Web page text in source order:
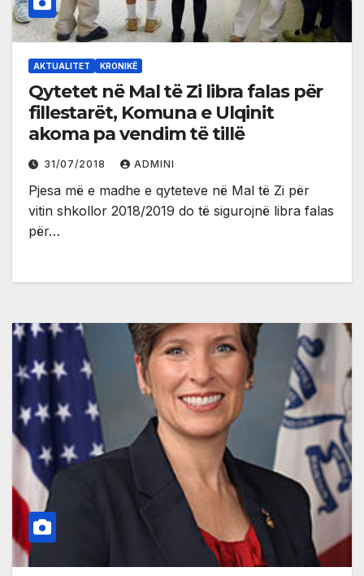
AKTUALITET KRONIKË
Qytetet në Mal të Zi libra falas për
fillestarët, Komuna e Ulqinit
akoma pa vendim të tillë
31/07/2018 ADMINI
Pjesa më e madhe e qyteteve në Mal të Zi për
vitin shkollor 2018/2019 do të sigurojnë libra falas
për…